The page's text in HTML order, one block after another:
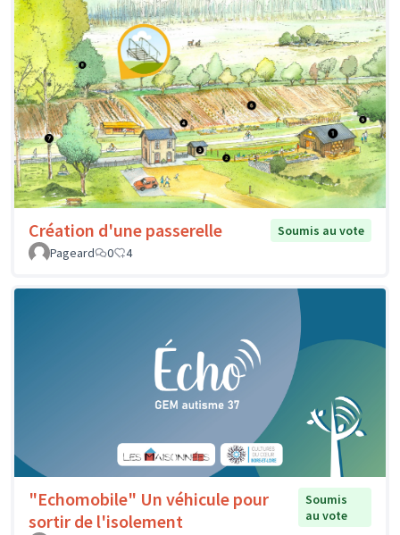
Création d'une passerelle
Soumis au vote
Pageard
0 4
"Echomobile" Un véhicule pour
sortir de l'isolement
Soumis
au vote